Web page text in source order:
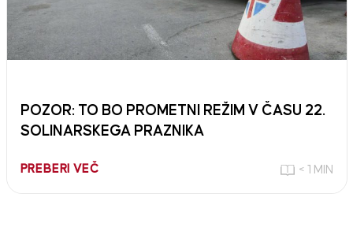
POZOR: TO BO PROMETNI REŽIM V ČASU 22.
SOLINARSKEGA PRAZNIKA
PREBERI VEČ < 1 MIN